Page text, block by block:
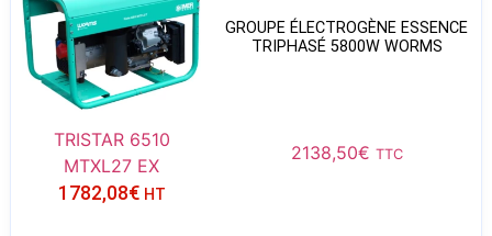
GROUPE ÉLECTROGÈNE ESSENCE
TRIPHASÉ 5800W WORMS
TRISTAR 6510
MTXL27 EX
2138,50€ TTC
1782,08€ HT